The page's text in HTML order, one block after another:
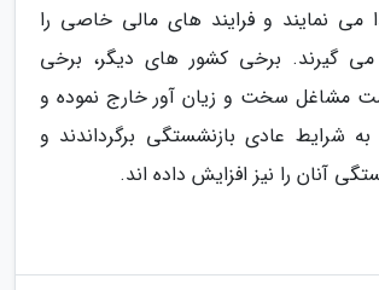
می نمایند و فرایند های مالی خاصی را
می گیرند. برخی کشور های دیگر، برخی
مشاغل سخت و زیان آور خارج نموده و
به شرایط عادی بازنشستگی برگرداندند و
آنان را نیز افزایش داده اند.